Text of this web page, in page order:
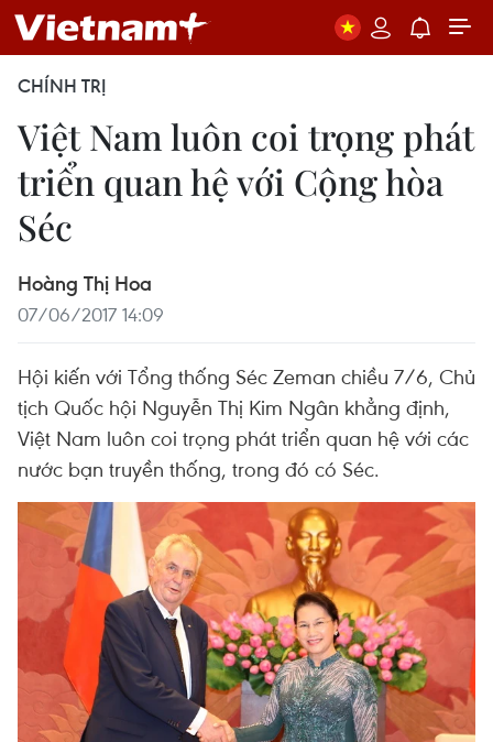
CHÍNH TRỊ
Việt Nam luôn coi trọng phát
triển quan hệ với Cộng hòa
Séc
Hoàng Thị Hoa
07/06/2017 14:09
Hội kiến với Tổng thống Séc Zeman chiều 7/6, Chủ
tịch Quốc hội Nguyễn Thị Kim Ngân khẳng định,
Việt Nam luôn coi trọng phát triển quan hệ với các
nước bạn truyền thống, trong đó có Séc.